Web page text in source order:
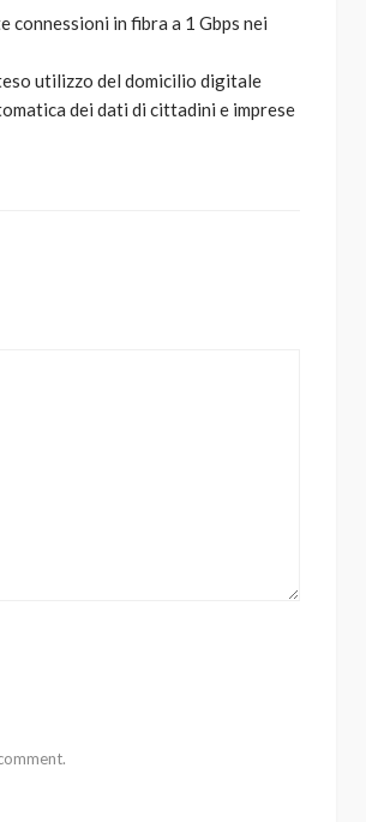
connessioni in fibra a 1 Gbps nei
utilizzo del domicilio digitale
dei dati di cittadini e imprese